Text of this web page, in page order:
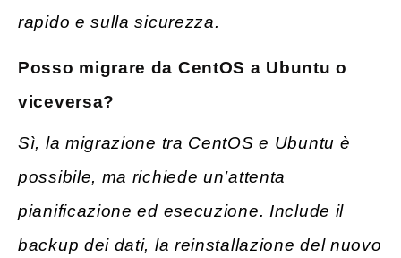
rapido e sulla sicurezza.
Posso migrare da CentOS a Ubuntu o
viceversa?
Sì, la migrazione tra CentOS e Ubuntu è
possibile, ma richiede un’attenta
pianificazione ed esecuzione. Include il
backup dei dati, la reinstallazione del nuovo